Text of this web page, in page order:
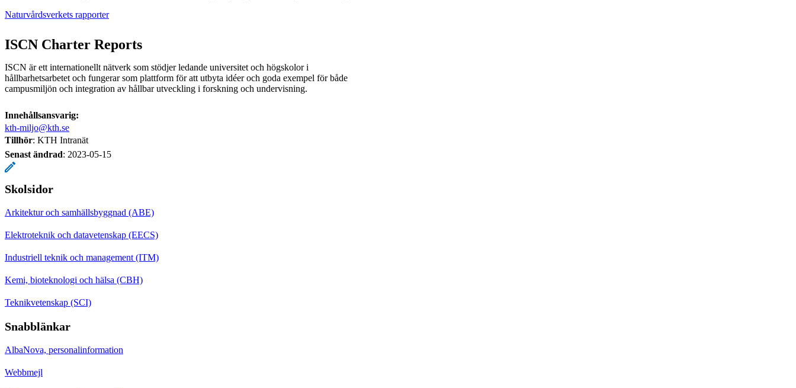
Naturvårdsverkets rapporter
ISCN Charter Reports
ISCN är ett internationellt nätverk som stödjer ledande universitet och högskolor i
hållbarhetsarbetet och fungerar som plattform för att utbyta idéer och goda exempel för både
campusmiljön och integration av hållbar utveckling i forskning och undervisning.
Innehållsansvarig:
kth-miljo@kth.se
Tillhör: KTH Intranät
Senast ändrad: 2023-05-15
Skolsidor
Arkitektur och samhällsbyggnad (ABE)
Elektroteknik och datavetenskap (EECS)
Industriell teknik och management (ITM)
Kemi, bioteknologi och hälsa (CBH)
Teknikvetenskap (SCI)
Snabblänkar
AlbaNova, personalinformation
Webbmejl